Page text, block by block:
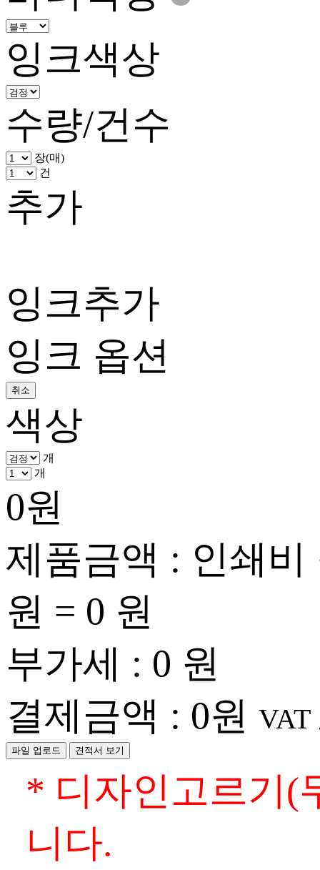
잉크색상
수량/건수
장(매)
건
추가
잉크추가
잉크 옵션
취소
색상
개
개
0원
제품금액 : 인쇄비
원 = 0 원
부가세 : 0 원
결제금액 : 0원 VAT
파일 업로드 견적서 보기
* 디자인고르기(
니다.